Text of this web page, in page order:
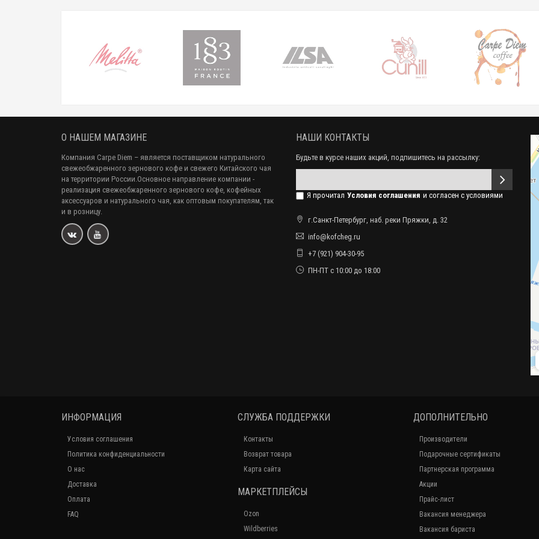
О НАШЕМ МАГАЗИНЕ
Компания Carpe Diem – является поставщиком натурального
свежеобжаренного зернового кофе и свежего Китайского чая
на территории России.Основное направление компании -
реализация свежеобжаренного зернового кофе, кофейных
аксессуаров и натурального чая, как оптовым покупателям, так
и в розницу.
НАШИ КОНТАКТЫ
Будьте в курсе наших акций, подпишитесь на рассылку:
Я прочитал Условия соглашения и согласен с условиями
г.Санкт-Петербург, наб. реки Пряжки, д. 32
info@kofcheg.ru
+7 (921) 904-30-95
ПН-ПТ с 10:00 до 18:00
ИНФОРМАЦИЯ
Условия соглашения
Политика конфиденциальности
О нас
Доставка
Оплата
FAQ
СЛУЖБА ПОДДЕРЖКИ
Контакты
Возврат товара
Карта сайта
МАРКЕТПЛЕЙСЫ
Ozon
Wildberries
ДОПОЛНИТЕЛЬНО
Производители
Подарочные сертификаты
Партнерская программа
Акции
Прайс-лист
Вакансия менеджера
Вакансия бариста